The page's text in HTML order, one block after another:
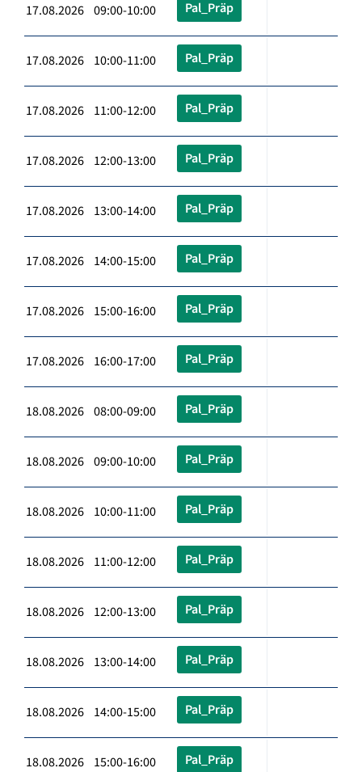
17.08.2026 09:00-10:00 Pal_Präp
17.08.2026 10:00-11:00 Pal_Präp
17.08.2026 11:00-12:00 Pal_Präp
17.08.2026 12:00-13:00 Pal_Präp
17.08.2026 13:00-14:00 Pal_Präp
17.08.2026 14:00-15:00 Pal_Präp
17.08.2026 15:00-16:00 Pal_Präp
17.08.2026 16:00-17:00 Pal_Präp
18.08.2026 08:00-09:00 Pal_Präp
18.08.2026 09:00-10:00 Pal_Präp
18.08.2026 10:00-11:00 Pal_Präp
18.08.2026 11:00-12:00 Pal_Präp
18.08.2026 12:00-13:00 Pal_Präp
18.08.2026 13:00-14:00 Pal_Präp
18.08.2026 14:00-15:00 Pal_Präp
18.08.2026 15:00-16:00 Pal_Präp